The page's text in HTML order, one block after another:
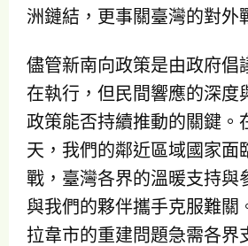
洲鏈結，更事關臺灣的對外
儘管新南向政策是由政府倡
在執行，但民間響應的深度
政策能否持續推動的關鍵。
天，我們的鄰近區域國家面
戰，臺灣各界的溫暖支持與
與我們的夥伴攜手克服難關
拉韋市的重建問題急需各界